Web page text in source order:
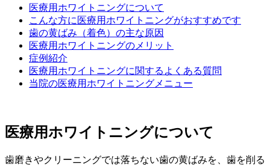
医療用ホワイトニングについて
こんな方に医療用ホワイトニングがおすすめです
歯の黄ばみ（着色）の主な原因
医療用ホワイトニングのメリット
症例紹介
医療用ホワイトニングに関するよくある質問
当院の医療用ホワイトニングメニュー
医療用ホワイトニングについて
歯磨きやクリーニングでは落ちない歯の黄ばみを、歯を削る